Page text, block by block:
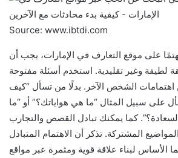
Source: www.ibtdi.com
على موقع التعارف في الإمارات، يجب أن
لطيفة وغير تقليدية. استخدم أسئلة مفتوحة
الشخص الآخر. بدلًا من تسأل “كيف
على سبيل المثال “ما هي هواياتك؟” أو “ما
كما يمكنك تبادل القصص والتجارب
المشتركة. تذكر أن الاهتمام المتبادل
الأساس لبناء علاقة قوية ومثمرة عبر مواقع